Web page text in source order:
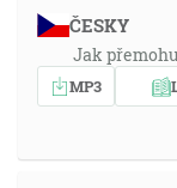
ČESKY
Jak přemohu
MP3